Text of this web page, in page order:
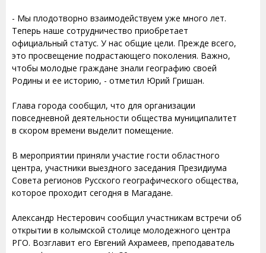
- Мы плодотворно взаимодействуем уже много лет.
Теперь наше сотрудничество приобретает
официальный статус. У нас общие цели. Прежде всего,
это просвещение подрастающего поколения. Важно,
чтобы молодые граждане знали географию своей
Родины и ее историю, - отметил Юрий Гришан.
Глава города сообщил, что для организации
повседневной деятельности общества муниципалитет
в скором времени выделит помещение.
В мероприятии приняли участие гости областного
центра, участники выездного заседания Президиума
Совета регионов Русского географического общества,
которое проходит сегодня в Магадане.
Александр Нестерович сообщил участникам встречи об
открытии в колымской столице молодежного центра
РГО. Возглавит его Евгений Ахрамеев, преподаватель